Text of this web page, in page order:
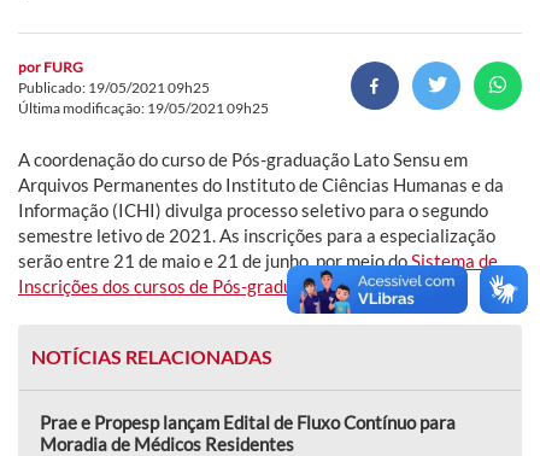
por FURG
Publicado: 19/05/2021 09h25
Última modificação: 19/05/2021 09h25
A coordenação do curso de Pós-graduação Lato Sensu em
Arquivos Permanentes do Instituto de Ciências Humanas e da
Informação (ICHI) divulga processo seletivo para o segundo
semestre letivo de 2021. As inscrições para a especialização
serão entre 21 de maio e 21 de junho, por meio do Sistema de
Inscrições dos cursos de Pós-graduação.
NOTÍCIAS RELACIONADAS
Prae e Propesp lançam Edital de Fluxo Contínuo para
Moradia de Médicos Residentes